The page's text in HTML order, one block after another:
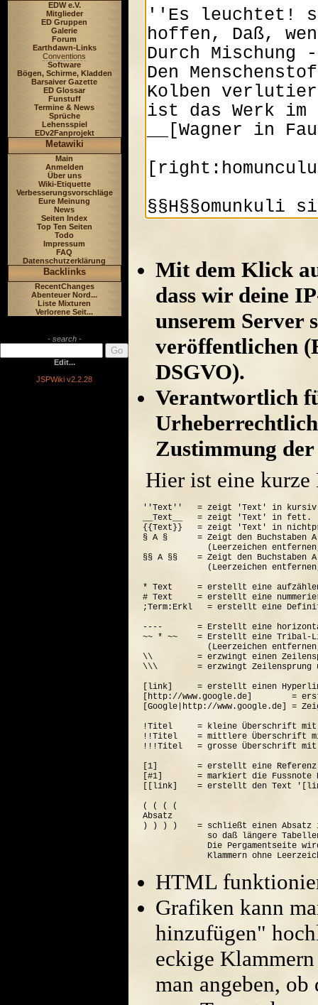
EDW e.V.
Mitglieder
ED Gruppen
Galerie
Forum
Earthdawn-Links
Conventions
Software
Bögen, Schirme, Kladden
Barsaiver Gazette
ED Glossar
Funstuff
Termine & News
Sprüche
Lehensspiel
EDv2Fanprojekt
Metawiki
Main
Anmelden
Über uns
Wiki-Etiquette
Verbesserungsvorschläge
Eure Meinung
News
Seiten Index
Top Ten Seiten
Todo
Impressum
FAQ
Datenschutzerklärung
Backlinks
RecentChanges
Abenteuer Nord...
Liste Mixturen
Verlorene Seit...
- search -
Edit...
JSPWiki v2.2.28
Mit dem Klick
dass wir deine
unserem Server
veröffentlichen
DSGVO).
Verantwortlich
Zustimmung
Hier ist eine
''Text''   = zeigt 'Text' in
__Text__   = zeigt 'Text' in fett.
{{Text}}   = zeigt 'Text' in
§ A §      = Zeigt den Buchstaben
(Leerzeichen
§§ A §§    = Zeigt den Buchstaben
(Leerzeichen
* Text     = erstellt eine
# Text     = erstellt eine
;Term:Erkl   = erstellt eine
----       = Erstellt eine
~~ * ~~    = Erstellt eine Tribal-
(Leerzeichen
\\         = erzwingt einen
\\\        = erzwingt Zeilensprung
[link]     = erstellt einen
[http://www.google.de]        =
[Google|http://www.google.de] =
!Titel     = kleine Überschrift
!!Titel    = mittlere Überschrift
!!!Titel   = grosse Überschrift
[1]        = erstellt eine Referenz
[#1]       = markiert die Fussnote
[[link]    = erstellt den Text
( ( ( (
Absatz
) ) ) )    = schließt einen Absatz
so daß längere
Die Pergamentseite
HTML
Grafiken kann
hinzufügen"
eckige
man angeben,